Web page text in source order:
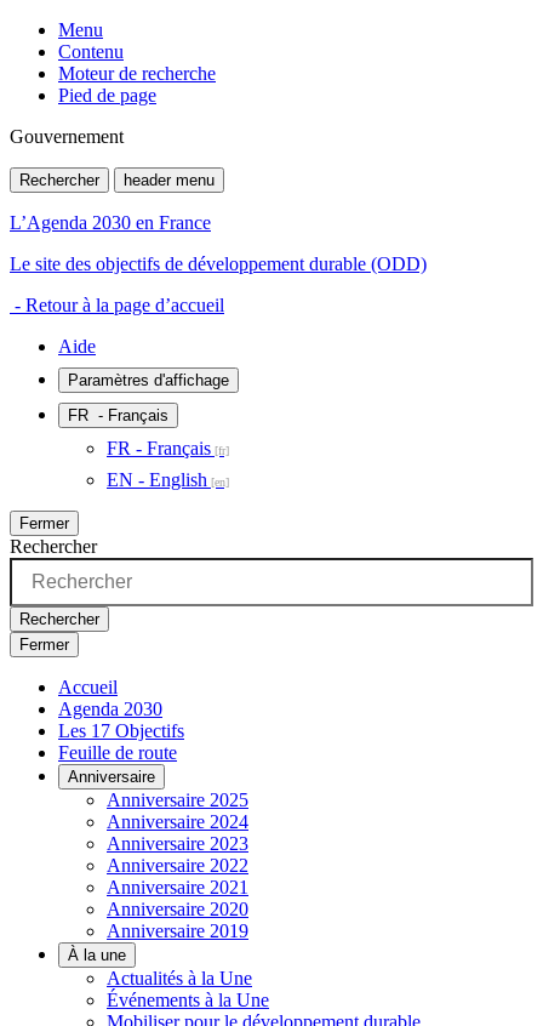
Menu
Contenu
Moteur de recherche
Pied de page
Gouvernement
Rechercher header menu
L’Agenda 2030 en France
Le site des objectifs de développement durable (ODD)
- Retour à la page d’accueil
Aide
Paramètres d'affichage
FR - Français
FR - Français
EN - English
Fermer
Rechercher
Rechercher
Fermer
Accueil
Agenda 2030
Les 17 Objectifs
Feuille de route
Anniversaire
Anniversaire 2025
Anniversaire 2024
Anniversaire 2023
Anniversaire 2022
Anniversaire 2021
Anniversaire 2020
Anniversaire 2019
À la une
Actualités à la Une
Événements à la Une
Mobiliser pour le développement durable